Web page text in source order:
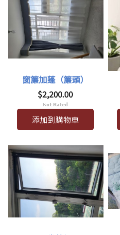
窗簾加蓬（簾頭）
$2,200.00
添加到購物車